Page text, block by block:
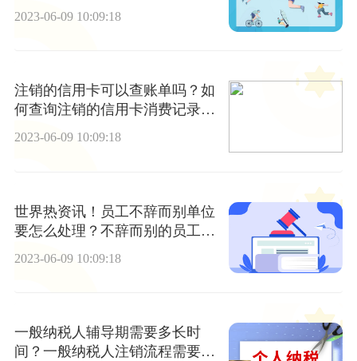
2023-06-09 10:09:18
注销的信用卡可以查账单吗？如
何查询注销的信用卡消费记录?
天天新消息
2023-06-09 10:09:18
世界热资讯！员工不辞而别单位
要怎么处理？不辞而别的员工对
2023-06-09 10:09:18
一般纳税人辅导期需要多长时
间？一般纳税人注销流程需要注